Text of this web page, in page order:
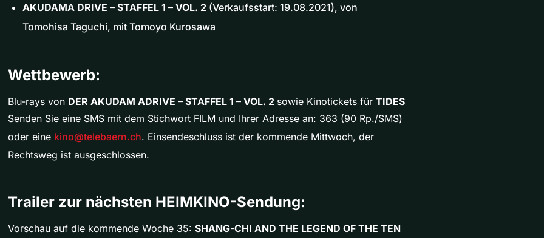
AKUDAMA DRIVE – STAFFEL 1 – VOL. 2 (Verkaufsstart: 19.08.2021), von
Tomohisa Taguchi, mit Tomoyo Kurosawa
Wettbewerb:
Blu-rays von DER AKUDAM ADRIVE – STAFFEL 1 – VOL. 2 sowie Kinotickets für TIDES
Senden Sie eine SMS mit dem Stichwort FILM und Ihrer Adresse an: 363 (90 Rp./SMS)
oder eine kino@telebaern.ch. Einsendeschluss ist der kommende Mittwoch, der
Rechtsweg ist ausgeschlossen.
Trailer zur nächsten HEIMKINO-Sendung:
Vorschau auf die kommende Woche 35: SHANG-CHI AND THE LEGEND OF THE TEN